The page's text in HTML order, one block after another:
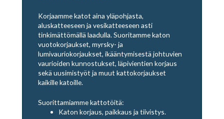
Korjaamme katot aina yläpohjasta,
aluskatteeseen ja vesikatteeseen asti
tinkimättömällä laadulla. Suoritamme katon
vuotokorjaukset, myrsky- ja
lumivauriokorjaukset, ikääntymisestä johtuvien
vaurioiden kunnostukset, läpivientien korjaus
sekä uusimistyöt ja muut kattokorjaukset
kaikille katoille.
Suorittamiamme kattotöitä:
Katon korjaus, paikkaus ja tiivistys.